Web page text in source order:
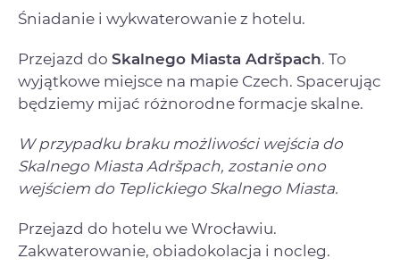
Śniadanie i wykwaterowanie z hotelu.
Przejazd do Skalnego Miasta Adršpach. To
wyjątkowe miejsce na mapie Czech. Spacerując
będziemy mijać różnorodne formacje skalne.
W przypadku braku możliwości wejścia do
Skalnego Miasta Adršpach, zostanie ono
wejściem do Teplickiego Skalnego Miasta.
Przejazd do hotelu we Wrocławiu.
Zakwaterowanie, obiadokolacja i nocleg.